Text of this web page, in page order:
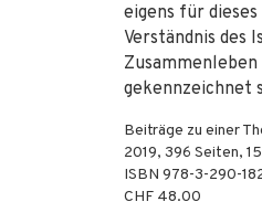
eigens für
Verständnis des
gekennzeichnet
Beiträge zu einer
2019, 396 Seiten,
ISBN 978-3-290-
CHF 48.00